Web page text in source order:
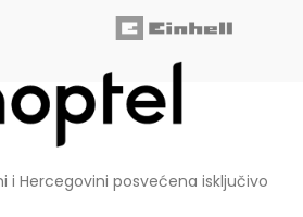
i Hercegovini posvećena isključivo